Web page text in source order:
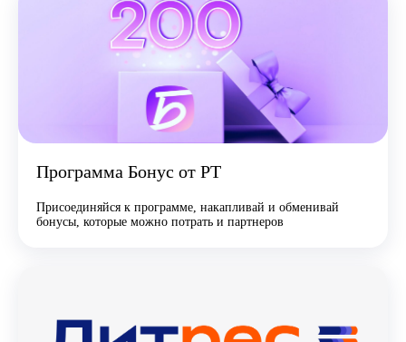
Программа Бонус от РТ
Присоединяйся к программе, накапливай и обменивай
бонусы, которые можно потрать и партнеров